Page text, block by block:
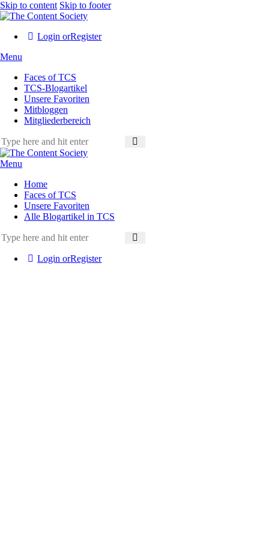
Skip to content Skip to footer
Login orRegister
Menu
Faces of TCS
TCS-Blogartikel
Unsere Favoriten
Mitbloggen
Mitgliederbereich
Menu
Home
Faces of TCS
Unsere Favoriten
Alle Blogartikel in TCS
Login orRegister